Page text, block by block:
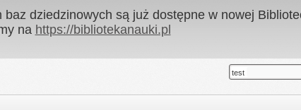
baz dziedzinowych są już dostępne w nowej
na https://bibliotekanauki.pl
test